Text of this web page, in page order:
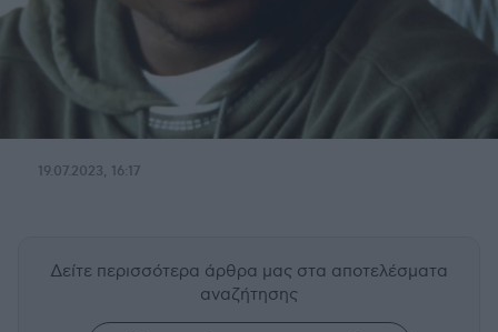
19.07.2023, 16:17
Δείτε περισσότερα άρθρα μας στα αποτελέσματα
αναζήτησης